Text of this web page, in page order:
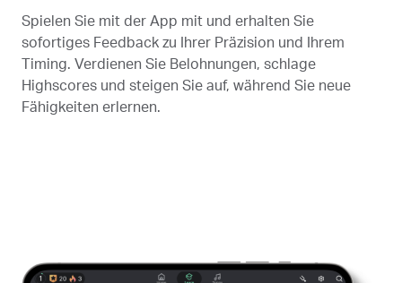
Spielen Sie mit der App mit und erhalten Sie
sofortiges Feedback zu Ihrer Präzision und Ihrem
Timing. Verdienen Sie Belohnungen, schlage
Highscores und steigen Sie auf, während Sie neue
Fähigkeiten erlernen.